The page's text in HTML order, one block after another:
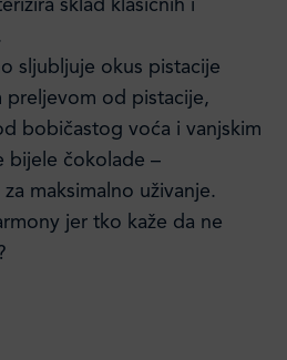
sklad klasičnih i
sljubljuje okus pistacije
preljevom od pistacije,
bobičastog voća i vanjskim
bijele čokolade –
maksimalno uživanje.
jer tko kaže da ne